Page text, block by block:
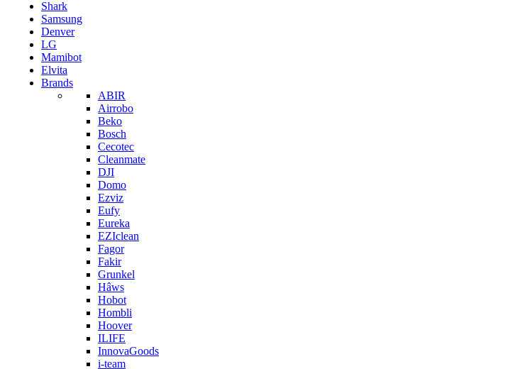
Shark
Samsung
Denver
LG
Mamibot
Elvita
Brands
ABIR
Airrobo
Beko
Bosch
Cecotec
Cleanmate
DJI
Domo
Ezviz
Eufy
Eureka
EZIclean
Fagor
Fakir
Grunkel
Hâws
Hobot
Hombli
Hoover
ILIFE
InnovaGoods
i-team